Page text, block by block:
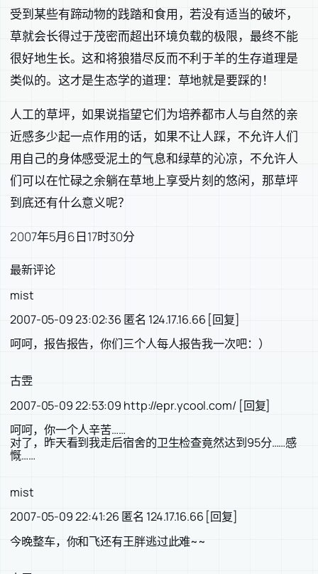
受到某些有蹄动物的践踏和食用，若没有适当的破坏，
草就会长得过于茂密而超出环境负载的极限，最终不能
很好地生长。这和将狼猎尽反而不利于羊的生存道理是
类似的。这才是生态学的道理：草地就是要踩的！
人工的草坪，如果说指望它们为培养都市人与自然的亲
近感多少起一点作用的话，如果不让人踩，不允许人们
用自己的身体感受泥土的气息和绿草的沁凉，不允许人
们可以在忙碌之余躺在草地上享受片刻的悠闲，那草坪
到底还有什么意义呢？
2007年5月6日17时30分
最新评论
mist
2007-05-09 23:02:36 匿名 124.17.16.66 [回复]
呵呵，报告报告，你们三个人每人报告我一次吧：）
古雴
2007-05-09 22:53:09 http://epr.ycool.com/ [回复]
呵呵，你一个人辛苦……
对了，昨天看到我走后宿舍的卫生检查竟然达到95分……感
慨……
mist
2007-05-09 22:41:26 匿名 124.17.16.66 [回复]
今晚整车，你和飞还有王胖逃过此难~~